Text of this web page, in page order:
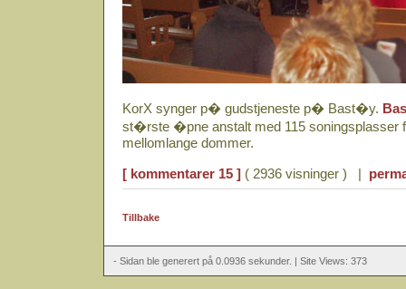
KorX synger p� gudstjeneste p� Bast�y.
st�rste �pne anstalt med 115 soningsplasser
mellomlange dommer.
[ kommentarer 15 ] ( 2936 visninger ) |
Tillbake
- Sidan ble generert på 0.0936 sekunder. | Site Views: 373